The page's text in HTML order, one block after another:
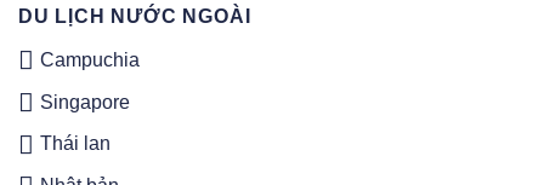
DU LỊCH NƯỚC NGOÀI
Campuchia
Singapore
Thái lan